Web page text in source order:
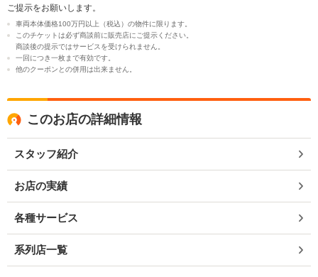
ご提示をお願いします。
車両本体価格100万円以上（税込）の物件に限ります。
このチケットは必ず商談前に販売店にご提示ください。
商談後の提示ではサービスを受けられません。
一回につき一枚まで有効です。
他のクーポンとの併用は出来ません。
このお店の詳細情報
スタッフ紹介
お店の実績
各種サービス
系列店一覧